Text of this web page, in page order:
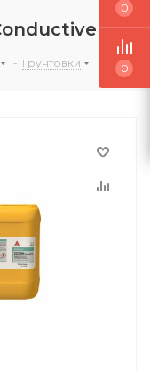
- Грунтовки
0
0